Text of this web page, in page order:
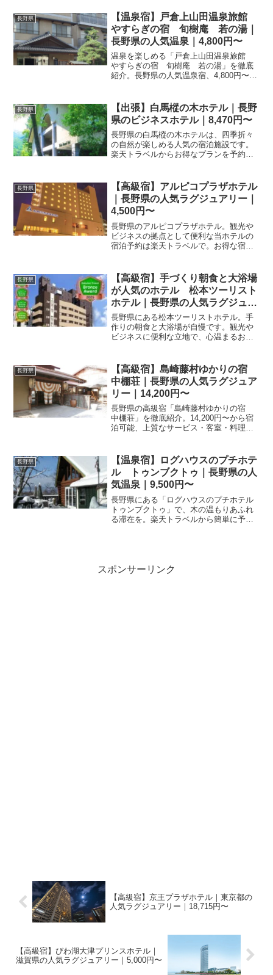
長野県
【温泉宿】戸倉上山田温泉旅館
やすらぎの宿 旬樹庵 若の湯｜
長野県の人気温泉｜4,800円〜
温泉を楽しめる「戸倉上山田温泉旅館
やすらぎの宿 旬樹庵 若の湯」を徹底
紹介。長野県の人気温泉宿、4,800円〜か
長野県
【出張】白馬樅の木ホテル｜長野
県のビジネスホテル｜8,470円〜
長野県の白馬樅の木ホテルは、四季折々
の自然が楽しめる人気の宿泊施設です。
楽天トラベルからお得なプランを予約し
確認可能です。
長野県
【高級宿】アルピコプラザホテル
｜長野県の人気ラグジュアリー｜
4,500円〜
長野県のアルピコプラザホテル。観光や
ビジネスの拠点として便利な当ホテルの
宿泊予約は楽天トラベルで。お得な宿泊
長野県
【高級宿】手づくり朝食と大浴場
が人気のホテル 松本ツーリスト
ホテル｜長野県の人気ラグジュア
リー｜3,900円〜
長野県にある松本ツーリストホテル。手
作りの朝食と大浴場が自慢です。観光や
ビジネスに便利な立地で、心温まるおも
長野県
【高級宿】島崎藤村ゆかりの宿
中棚荘｜長野県の人気ラグジュア
リー｜14,200円〜
長野県の高級宿「島崎藤村ゆかりの宿
中棚荘」を徹底紹介。14,200円〜から宿
泊可能、上質なサービス・客室・料理・
長野県
【温泉宿】ログハウスのプチホテ
ル トゥンブクトゥ｜長野県の人
気温泉｜9,500円〜
長野県にある「ログハウスのプチホテル
トゥンブクトゥ」で、木の温もりあふれ
る滞在を。楽天トラベルから簡単に予約
スポンサーリンク
【高級宿】京王プラザホテル｜東京都の
人気ラグジュアリー｜18,715円〜
【高級宿】びわ湖大津プリンスホテル｜
滋賀県の人気ラグジュアリー｜5,000円〜